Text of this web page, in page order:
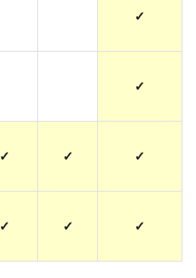
✓
✓
✓ ✓ ✓
✓ ✓ ✓